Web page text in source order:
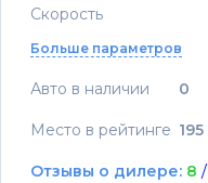
Скорость
Больше параметров
Авто в наличии 0
Место в рейтинге 195
Отзывы о дилере: 8 /